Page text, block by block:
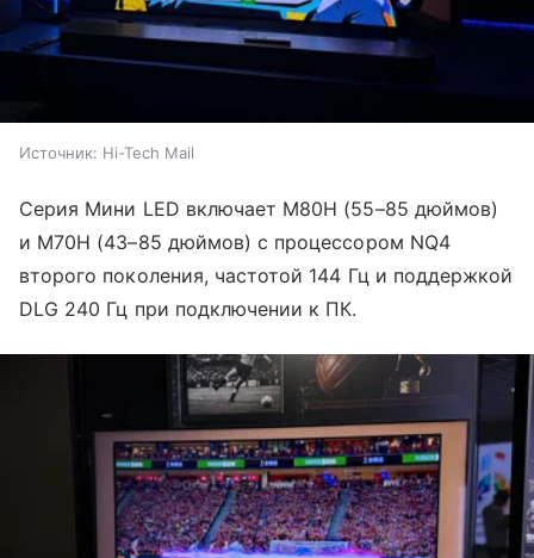
Источник: Hi-Tech Mail
Серия Мини LED включает M80H (55–85 дюймов)
и M70H (43–85 дюймов) с процессором NQ4
второго поколения, частотой 144 Гц и поддержкой
DLG 240 Гц при подключении к ПК.